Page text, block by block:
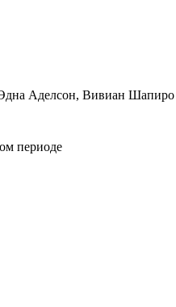
Эдна Аделсон, Вивиан Шапиро
периоде